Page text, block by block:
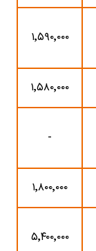
۱٬۵۹۰٬۰۰۰
۱٬۵۸۰٬۰۰۰
-
۱٬۸۰۰٬۰۰۰
۵٬۴۰۰٬۰۰۰